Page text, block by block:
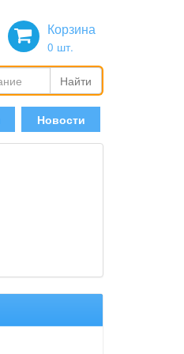
Корзина
0 шт.
Найти
Новости